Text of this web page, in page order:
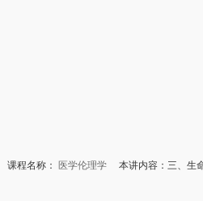
课程名称： 医学伦理学 本讲内容：三、生